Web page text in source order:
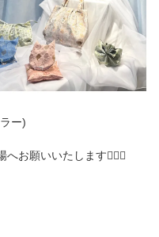
ー)
お願いいたします🙇🏻‍♀️